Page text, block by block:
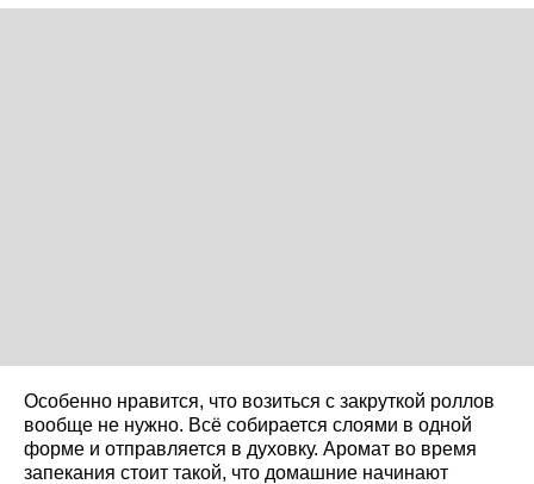
Особенно нравится, что возиться с закруткой роллов
вообще не нужно. Всё собирается слоями в одной
форме и отправляется в духовку. Аромат во время
запекания стоит такой, что домашние начинают